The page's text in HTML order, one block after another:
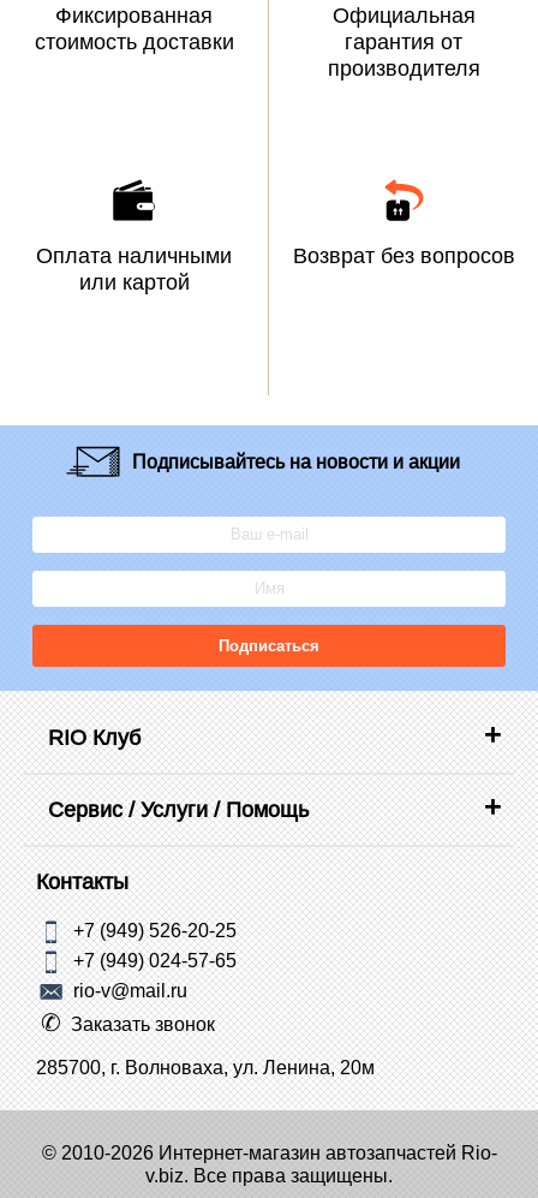
Фиксированная
стоимость доставки
Официальная
гарантия от
производителя
Оплата наличными
или картой
Возврат без вопросов
Подписывайтесьна новости и акции
Подписаться
RIO Клуб
Сервис / Услуги / Помощь
Контакты
+7 (949) 526-20-25
+7 (949) 024-57-65
rio-v@mail.ru
Заказать звонок
285700, г. Волноваха, ул. Ленина, 20м
© 2010-2026 Интернет-магазин автозапчастей Rio-
v.biz. Все права защищены.